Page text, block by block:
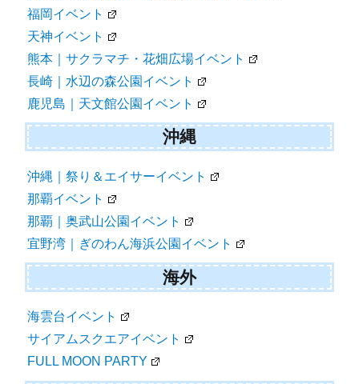
福岡イベント
天神イベント
熊本｜サクラマチ・花畑広場イベント
長崎｜水辺の森公園イベント
鹿児島｜天文館公園イベント
沖縄
沖縄｜祭り＆エイサーイベント
那覇イベント
那覇｜奥武山公園イベント
宜野湾｜ぎのわん海浜公園イベント
海外
海雲台イベント
サイアムスクエアイベント
FULL MOON PARTY